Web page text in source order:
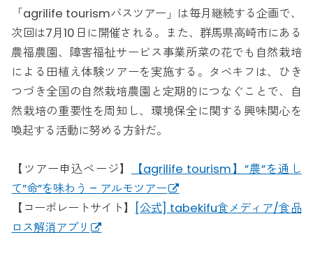
「agrilife tourismバスツアー」は毎月継続する企画で、
次回は7月10日に開催される。また、群馬県高崎市にある
農福農園、障害福祉サービス事業所菜の花でも自然栽培
による田植え体験ツアーを実施する。タベキフは、ひき
つづき全国の自然栽培農園と定期的につなぐことで、自
然栽培の重要性を周知し、環境保全に関する興味関心を
喚起する活動に努める方針だ。
【ツアー申込ページ】
【agrilife tourism】”農”を通し
て”命”を味わう – アルモツアー
【コーポレートサイト】
[公式] tabekifu食メディア/食品
ロス解消アプリ